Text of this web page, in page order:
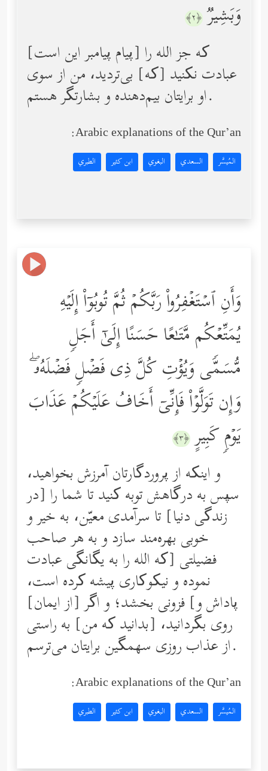
وَبَشِیرࣱ ﴿٢﴾
[پیام پیامبر این است] که جز الله را
عبادت نکنید [که] بی‌تردید، من از سوی
او برایتان بیم‌دهنده و بشارتگر هستم.
Arabic explanations of the Qur’an:
المُيسَّر السعدي البغوي ابن كثير الطبري
وَأَنِ ٱسۡتَغۡفِرُواْ رَبَّكُمۡ ثُمَّ تُوبُوۤاْ إِلَیۡهِ
یُمَتِّعۡكُم مَّتَـٰعًا حَسَنًا إِلَىٰۤ أَجَلࣲ
مُّسَمࣰّى وَیُؤۡتِ كُلَّ ذِی فَضۡلࣲ فَضۡلَهُۥۖ
وَإِن تَوَلَّوۡاْ فَإِنِّیۤ أَخَافُ عَلَیۡكُمۡ عَذَابَ
یَوۡمࣲ كَبِیرٍ ﴿٣﴾
و اینکه از پروردگارتان آمرزش بخواهید،
سپس به درگاهش توبه کنید تا شما را [در
زندگی دنیا‌] تا سرآمدی معیّن، به خیر و
خوبی بهره‌مند سازد و به هر صاحب
فضیلتی [که الله را به یگانگی عبادت
نموده و نیکوکاری پیشه کرده است،
پاداش و] فزونی بخشد؛ و اگر [از ایمان]
روی بگردانید، [بدانید که من] به راستی
از عذاب روزی سهمگین برایتان می‌ترسم‌.
Arabic explanations of the Qur’an:
المُيسَّر السعدي البغوي ابن كثير الطبري